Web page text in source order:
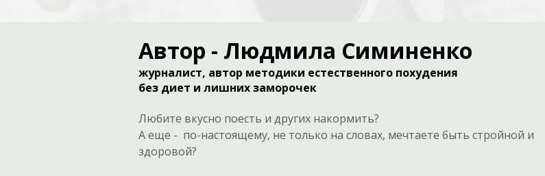
Автор - Людмила Симиненко
журналист, автор методики естественного похудения
​без диет и лишних заморочек
Любите вкусно поесть и других накормить?
А еще - по-настоящему, не только на словах, мечтаете быть стройной и
здоровой?